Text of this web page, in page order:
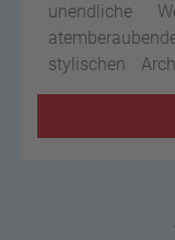
unendliche
stylischen
Nordkap,
spektakulären
sammelt